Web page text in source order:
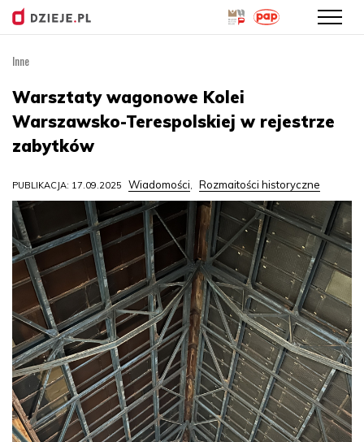
treści
Inne
Warsztaty wagonowe Kolei
Warszawsko-Terespolskiej w rejestrze
zabytków
PUBLIKACJA: 17.09.2025 Wiadomości, Rozmaitości historyczne